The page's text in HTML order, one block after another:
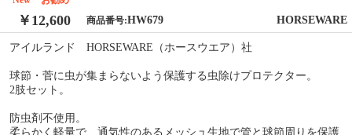
￥12,600 商品番号:HW679 HORSEWARE
アイルランド HORSEWARE（ホースウエア）社
球節・菅に虫が集まらないよう保護する虫除けプロテクター。
2肢セット。
防虫剤不使用。
柔らかく軽量で、通気性のあるメッシュ生地で管と球節周りを保護